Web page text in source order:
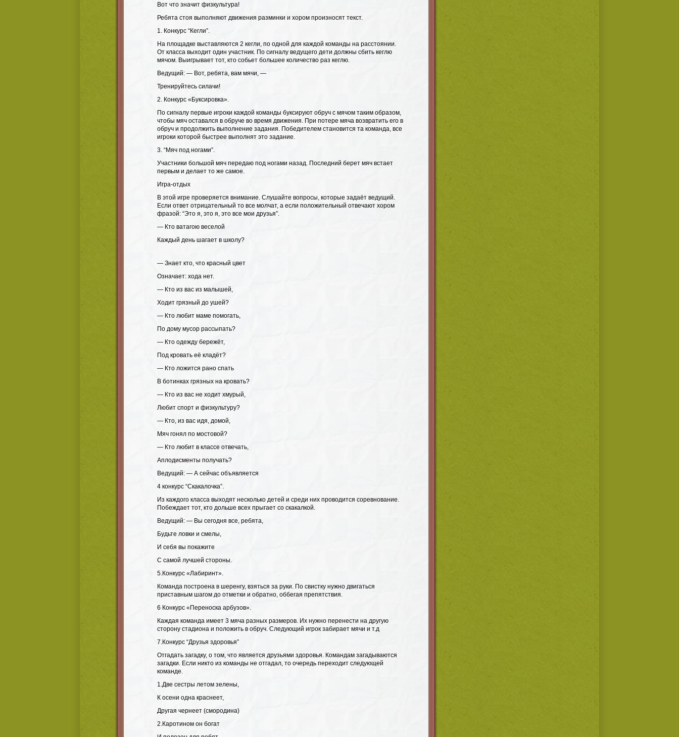
Вот что значит физкультура!
Ребята стоя выполняют движения разминки и хором произносят текст.
1. Конкурс “Кегли”.
На площадке выставляются 2 кегли, по одной для каждой команды на расстоянии.
От класса выходит один участник. По сигналу ведущего дети должны сбить кеглю
мячом. Выигрывает тот, кто собьет большее количество раз кеглю.
Ведущий: — Вот, ребята, вам мячи, —
Тренируйтесь силачи!
2. Конкурс «Буксировка».
По сигналу первые игроки каждой команды буксируют обруч с мячом таким образом,
чтобы мяч оставался в обруче во время движения. При потере мяча возвратить его в
обруч и продолжить выполнение задания. Победителем становится та команда, все
игроки которой быстрее выполнят это задание.
3. “Мяч под ногами”.
Участники большой мяч передаю под ногами назад. Последний берет мяч встает
первым и делает то же самое.
Игра-отдых
В этой игре проверяется внимание. Слушайте вопросы, которые задаёт ведущий.
Если ответ отрицательный то все молчат, а если положительный отвечают хором
фразой: “Это я, это я, это все мои друзья”.
— Кто ватагою веселой
Каждый день шагает в школу?
— Знает кто, что красный цвет
Означает: хода нет.
— Кто из вас из малышей,
Ходит грязный до ушей?
— Кто любит маме помогать,
По дому мусор рассыпать?
— Кто одежду бережёт,
Под кровать её кладёт?
— Кто ложится рано спать
В ботинках грязных на кровать?
— Кто из вас не ходит хмурый,
Любит спорт и физкультуру?
— Кто, из вас идя, домой,
Мяч гонял по мостовой?
— Кто любит в классе отвечать,
Аплодисменты получать?
Ведущий: — А сейчас объявляется
4 конкурс “Скакалочка”.
Из каждого класса выходят несколько детей и среди них проводится соревнование.
Побеждает тот, кто дольше всех прыгает со скакалкой.
Ведущий: — Вы сегодня все, ребята,
Будьте ловки и смелы,
И себя вы покажите
С самой лучшей стороны.
5.Конкурс «Лабиринт».
Команда построена в шеренгу, взяться за руки. По свистку нужно двигаться
приставным шагом до отметки и обратно, оббегая препятствия.
6 Конкурс «Переноска арбузов».
Каждая команда имеет 3 мяча разных размеров. Их нужно перенести на другую
сторону стадиона и положить в обруч. Следующий игрок забирает мячи и т.д
7.Конкурс “Друзья здоровья”
Отгадать загадку, о том, что является друзьями здоровья. Командам загадываются
загадки. Если никто из команды не отгадал, то очередь переходит следующей
команде.
1.Две сестры летом зелены,
К осени одна краснеет,
Другая чернеет (смородина)
2.Каротином он богат